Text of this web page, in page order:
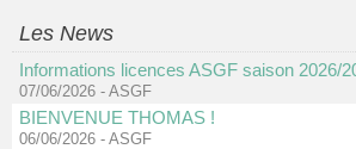
Les News
Informations licences ASGF saison 2026/
07/06/2026 - ASGF
BIENVENUE THOMAS !
06/06/2026 - ASGF